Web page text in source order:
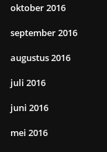
oktober 2016
september 2016
augustus 2016
juli 2016
juni 2016
mei 2016